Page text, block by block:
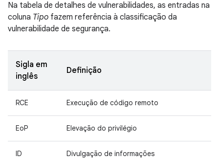
Na tabela de detalhes de vulnerabilidades, as entradas na
coluna Tipo fazem referência à classificação da
vulnerabilidade de segurança.
Sigla em
inglês
Definição
RCE Execução de código remoto
EoP Elevação do privilégio
ID Divulgação de informações